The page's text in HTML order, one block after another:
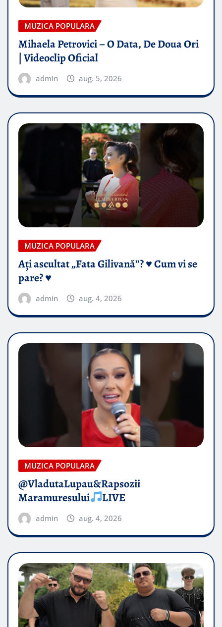
MUZICA POPULARA
Mihaela Petrovici – O Data, De Doua Ori
| Videoclip Oficial
admin aug. 5, 2026
MUZICA POPULARA
Ați ascultat „Fata Gilivană”? ♥️ Cum vi se
pare? ♥️
admin aug. 4, 2026
MUZICA POPULARA
@VladutaLupau&Rapsozii
Maramuresului
LIVE
admin aug. 4, 2026